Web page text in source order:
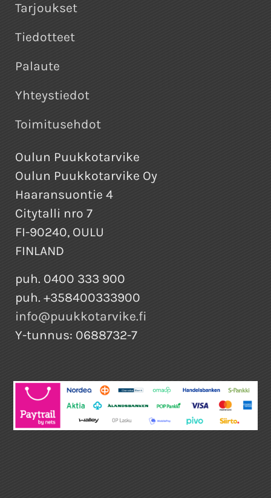
Tarjoukset
Tiedotteet
Palaute
Yhteystiedot
Toimitusehdot
Oulun Puukkotarvike
Oulun Puukkotarvike Oy
Haaransuontie 4
Citytalli nro 7
FI-90240, OULU
FINLAND
puh. 0400 333 900
puh. +358400333900
info@puukkotarvike.fi
Y-tunnus: 0688732-7